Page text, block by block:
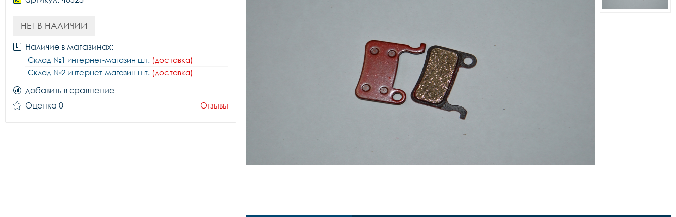
НЕТ В НАЛИЧИИ
Наличие в магазинах:
Склад №1 интернет-магазин шт. (доставка)
Склад №2 интернет-магазин шт. (доставка)
добавить в сравнение
Оценка 0
Отзывы